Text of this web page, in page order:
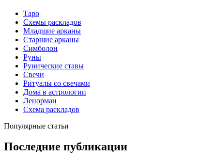
Таро
Схемы раскладов
Младшие арканы
Старшие арканы
Симболон
Руны
Рунические ставы
Свечи
Ритуалы со свечами
Дома в астрологии
Ленорман
Схема раскладов
Популярные статьи
Последние публикации